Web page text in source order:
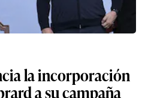
la incorporación
a su campaña